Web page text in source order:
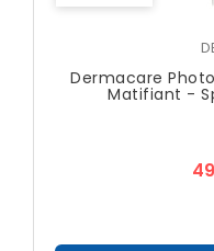
Dermacare
Matifiant -